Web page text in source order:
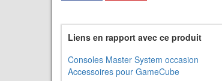
Liens en rapport avec ce produit
Consoles Master System occasion
Accessoires pour GameCube